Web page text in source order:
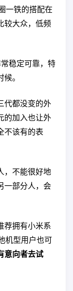
一铁的搭配在
较大众，低频
稳定可靠，特
。
代都没变的外
的加入也让外
不该有的表
，不能很好地
一部分人，会
荐拥有小米系
机型用户也可
意向者去试